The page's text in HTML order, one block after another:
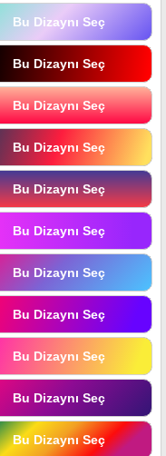
Bu Dizaynı Seç
Bu Dizaynı Seç
Bu Dizaynı Seç
Bu Dizaynı Seç
Bu Dizaynı Seç
Bu Dizaynı Seç
Bu Dizaynı Seç
Bu Dizaynı Seç
Bu Dizaynı Seç
Bu Dizaynı Seç
Bu Dizaynı Seç